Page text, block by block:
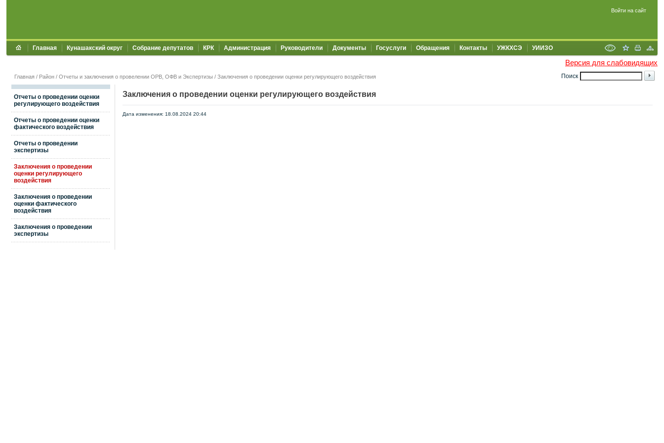
Войти на сайт
Главная Кунашакский округ Собрание депутатов КРК Администрация Руководители Документы Госуслуги Обращения Контакты УЖКХСЭ УИИЗО
Версия для слабовидящих
Поиск
Главная / Район / Отчеты и заключения о провелении ОРВ, ОФВ и Экспертизы / Заключения о проведении оценки регулирующего воздействия
Отчеты о проведении оценки
регулирующего воздействия
Отчеты о проведении оценки
фактического воздействия
Отчеты о проведении
экспертизы
Заключения о проведении
оценки регулирующего
воздействия
Заключения о проведении
оценки фактического
воздействия
Заключения о проведении
экспертизы
Заключения о проведении оценки регулирующего воздействия
Дата изменения: 18.08.2024 20:44